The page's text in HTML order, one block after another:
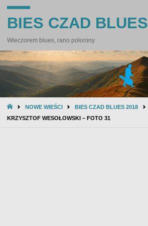
BIES CZAD BLUES
Wieczorem blues, rano połoniny
STRONA
GŁÓWNA
NOWE WIEŚCI BIES CZAD BLUES 2018
KRZYSZTOF WESOŁOWSKI – FOTO 31